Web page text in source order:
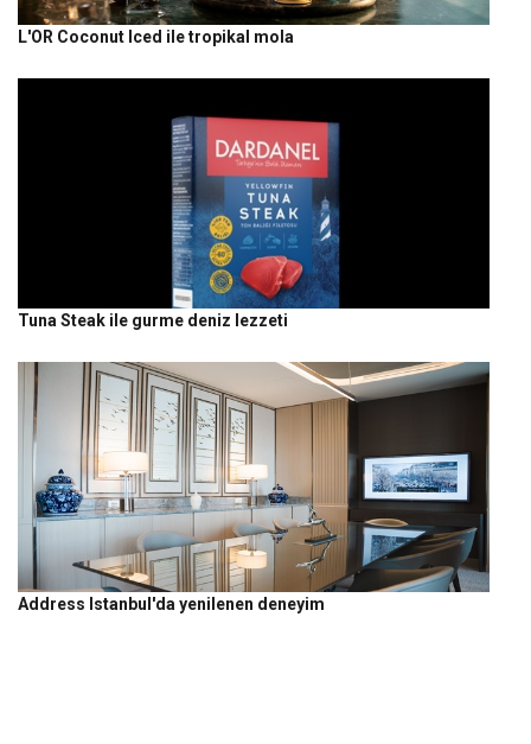
L'OR Coconut Iced ile tropikal mola
Tuna Steak ile gurme deniz lezzeti
Address Istanbul'da yenilenen deneyim